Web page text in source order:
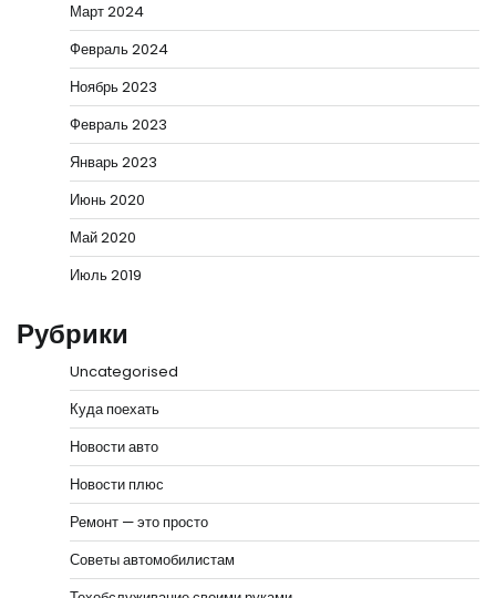
Март 2024
Февраль 2024
Ноябрь 2023
Февраль 2023
Январь 2023
Июнь 2020
Май 2020
Июль 2019
Рубрики
Uncategorised
Куда поехать
Новости авто
Новости плюс
Ремонт — это просто
Советы автомобилистам